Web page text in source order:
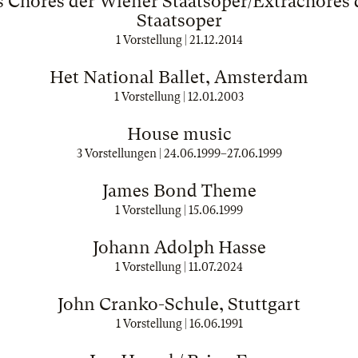
Staatsoper
1 Vorstellung | 21.12.2014
Het National Ballet, Amsterdam
1 Vorstellung | 12.01.2003
House music
3 Vorstellungen | 24.06.1999–27.06.1999
James Bond Theme
1 Vorstellung | 15.06.1999
Johann Adolph Hasse
1 Vorstellung | 11.07.2024
John Cranko-Schule, Stuttgart
1 Vorstellung | 16.06.1991